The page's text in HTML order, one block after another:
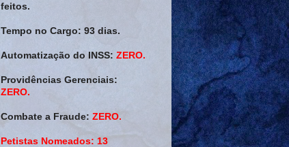
feitos.
Tempo no Cargo: 93 dias.
Automatização do INSS: ZERO.
Providências Gerenciais:
ZERO.
Combate a Fraude: ZERO.
Petistas Nomeados: 13